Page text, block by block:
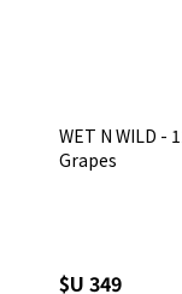
WET N WILD -
Grapes
$U 349